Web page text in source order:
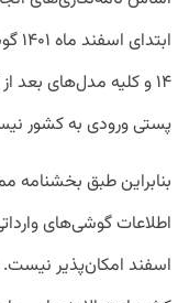
۱۴ و کلیه مدل‌های بعد
پستی ورودی به کشور
اطلاعات گوشی‌های
اسفند امکان‌پذیر